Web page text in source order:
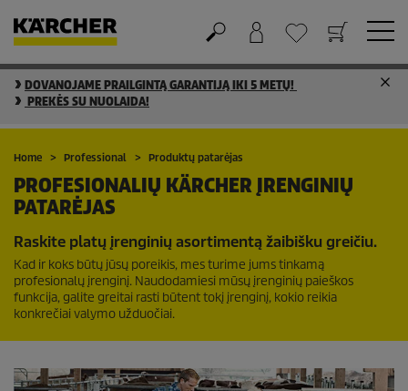
Krepšelis
Mėgstamiausių sąrašas
DOVANOJAME PRAILGINTĄ GARANTIJĄ IKI 5 METŲ!
PREKĖS SU NUOLAIDA!
Home Professional Produktų patarėjas
PROFESIONALIŲ KÄRCHER ĮRENGINIŲ
PATARĖJAS
Raskite platų įrenginių asortimentą žaibišku greičiu.
Kad ir koks būtų jūsų poreikis, mes turime jums tinkamą
profesionalų įrenginį. Naudodamiesi mūsų įrenginių paieškos
funkcija, galite greitai rasti būtent tokį įrenginį, kokio reikia
konkrečiai valymo užduočiai.